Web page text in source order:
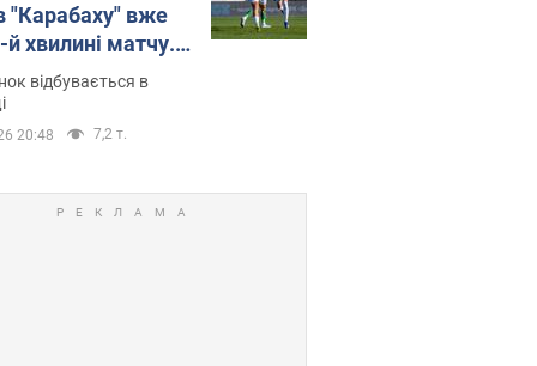
"Карабаху" вже
й хвилині матчу.
відбувається в
20:48 7,2 т.